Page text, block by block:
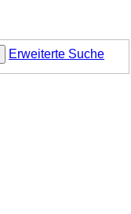
Erweiterte Suche